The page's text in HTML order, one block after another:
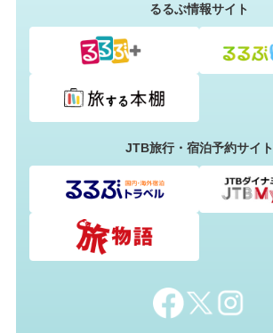
るるぶ情報サイト
JTB旅行・宿泊予約サイト